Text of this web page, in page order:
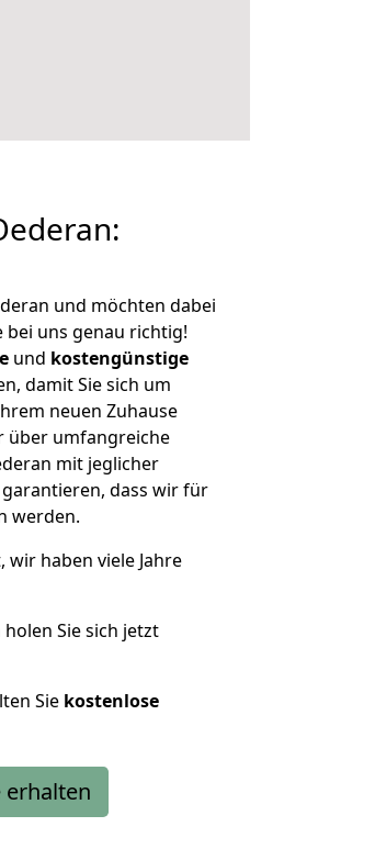
und möchten dabei
bei uns genau richtig!
und kostengünstige
damit Sie sich um
neuen Zuhause
über umfangreiche
mit jeglicher
dass wir für
werden.
haben viele Jahre
holen Sie sich jetzt
Sie kostenlose
erhalten